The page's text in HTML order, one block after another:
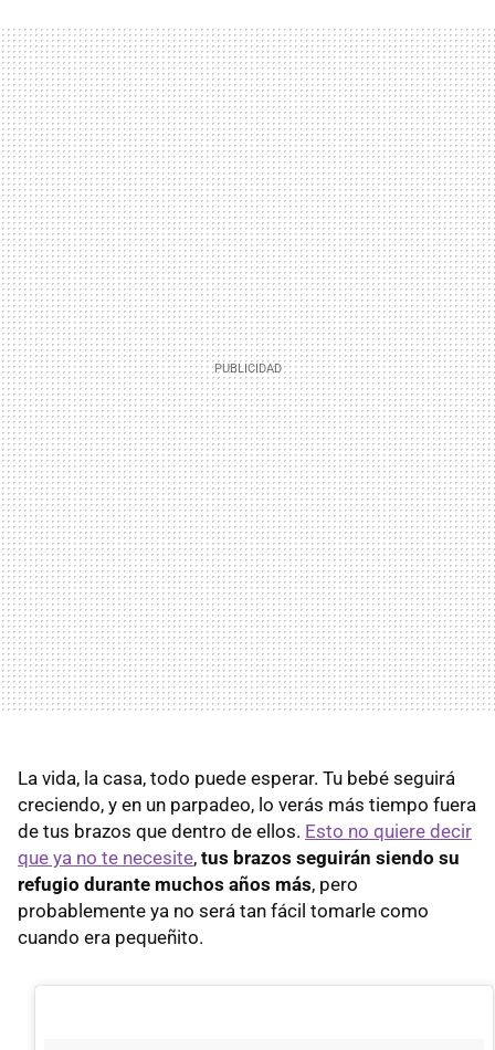
La vida, la casa, todo puede esperar. Tu bebé seguirá
creciendo, y en un parpadeo, lo verás más tiempo fuera
de tus brazos que dentro de ellos. Esto no quiere decir
que ya no te necesite, tus brazos seguirán siendo su
refugio durante muchos años más, pero
probablemente ya no será tan fácil tomarle como
cuando era pequeñito.